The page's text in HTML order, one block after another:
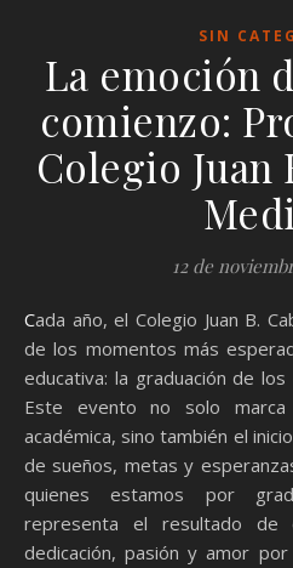
SIN
La emoción
comienzo:
Colegio Juan
12 de
Cada año, el Colegio Juan B. Caballero Medina celebra uno
de los momentos más
educativa: la graduación de
Este evento no solo
académica, sino también el
de sueños, metas y
quienes estamos por
representa el resultado de
dedicación, pasión y amor